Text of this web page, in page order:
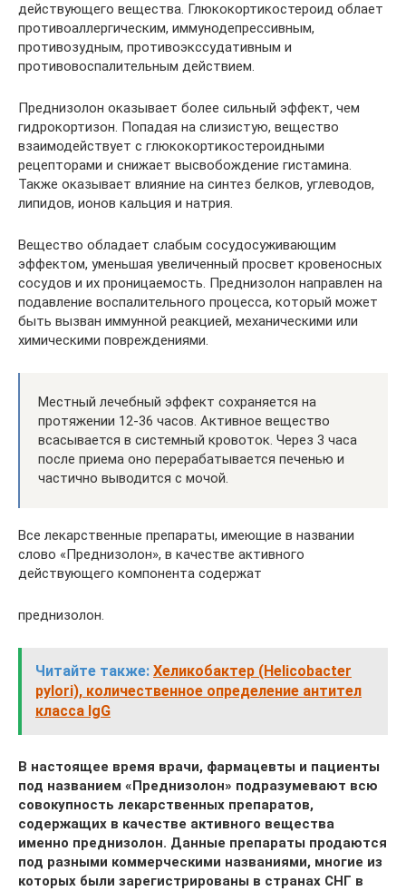
действующего вещества. Глюкокортикостероид облает
противоаллергическим, иммунодепрессивным,
противозудным, противоэкссудативным и
противовоспалительным действием.
Преднизолон оказывает более сильный эффект, чем
гидрокортизон. Попадая на слизистую, вещество
взаимодействует с глюкокортикостероидными
рецепторами и снижает высвобождение гистамина.
Также оказывает влияние на синтез белков, углеводов,
липидов, ионов кальция и натрия.
Вещество обладает слабым сосудосуживающим
эффектом, уменьшая увеличенный просвет кровеносных
сосудов и их проницаемость. Преднизолон направлен на
подавление воспалительного процесса, который может
быть вызван иммунной реакцией, механическими или
химическими повреждениями.
Местный лечебный эффект сохраняется на
протяжении 12-36 часов. Активное вещество
всасывается в системный кровоток. Через 3 часа
после приема оно перерабатывается печенью и
частично выводится с мочой.
Все лекарственные препараты, имеющие в названии
слово «Преднизолон», в качестве активного
действующего компонента содержат
преднизолон.
Читайте также: Хеликобактер (Helicobacter
pylori), количественное определение антител
класса IgG
В настоящее время врачи, фармацевты и пациенты
под названием «Преднизолон» подразумевают всю
совокупность лекарственных препаратов,
содержащих в качестве активного вещества
именно преднизолон. Данные препараты продаются
под разными коммерческими названиями, многие из
которых были зарегистрированы в странах СНГ в